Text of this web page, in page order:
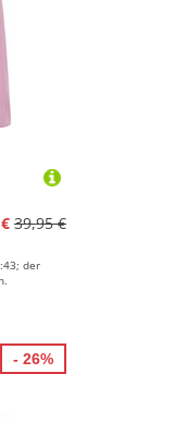
39,95 €
der
- 26%